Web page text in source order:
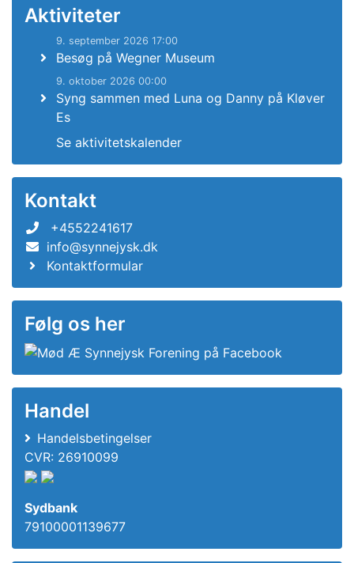
Aktiviteter
9. september 2026 17:00
Besøg på Wegner Museum
9. oktober 2026 00:00
Syng sammen med Luna og Danny på Kløver
Es
Se aktivitetskalender
Kontakt
+4552241617
info@synnejysk.dk
Kontaktformular
Følg os her
Handel
Handelsbetingelser
CVR: 26910099
Sydbank
79100001139677